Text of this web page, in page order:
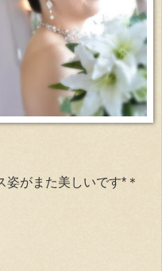
姿がまた美しいです*＊